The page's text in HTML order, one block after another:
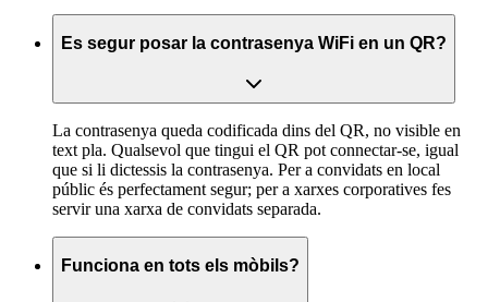
Es segur posar la contrasenya WiFi en un QR?
La contrasenya queda codificada dins del QR, no visible en
text pla. Qualsevol que tingui el QR pot connectar-se, igual
que si li dictessis la contrasenya. Per a convidats en local
públic és perfectament segur; per a xarxes corporatives fes
servir una xarxa de convidats separada.
Funciona en tots els mòbils?